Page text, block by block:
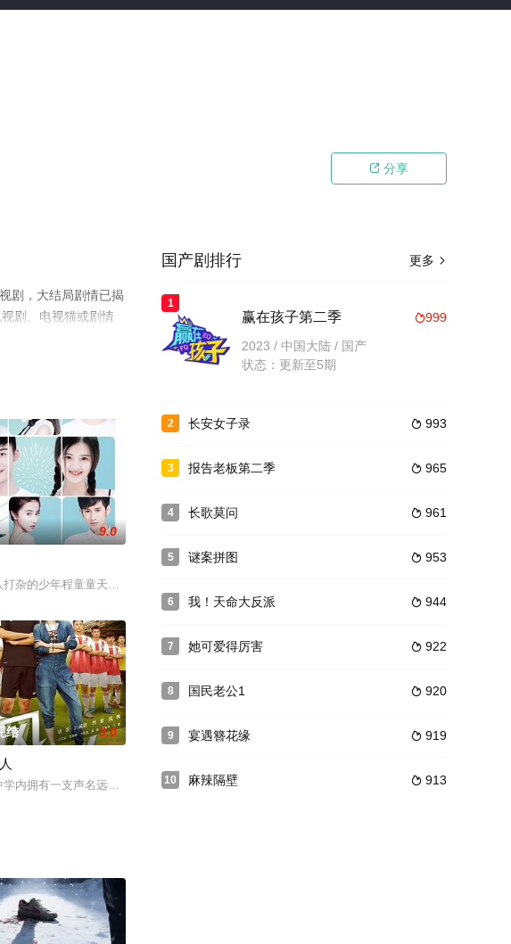
 分享
剧，大结局剧情已揭
剧、电视猫或剧情
对琼华
被卷入一场神秘事件，就此开启了西汉
#（又名《我不是特工》），10月27日开机，拍摄周期三个月，拍摄地横店
9.0
打杂的少年程童童天赋异禀，一个大脚能把足球踢到令人不可思议的距离，被五星体院足球班新上
绍兴府
是却一直陪在谢乔身边，是谢乔最重要的朋
（田亮 饰），坠入爱河的丝音决心为了爱人留在人间。丝音凭借着自己织丝的
结 3.0
学内拥有一支声名远播的足球队，可是为人所知并不是因为他们踢得好，恰恰是踢得太臭了才遭到
更多 
国产剧排行
1
999
赢在孩子第二季
2023 / 中国大陆 / 国产
状态：更新至5期
2  993
长安女子录
3  965
报告老板第二季
4  961
长歌莫问
5  953
谜案拼图
6  944
我！天命大反派
7  922
她可爱得厉害
8  920
国民老公1
9  919
宴遇簪花缘
10  913
麻辣隔壁